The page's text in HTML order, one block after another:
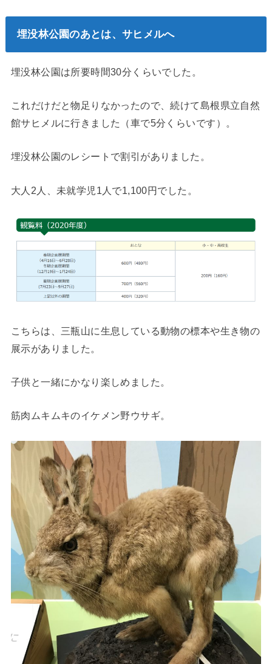
埋没林公園のあとは、サヒメルへ
埋没林公園は所要時間30分くらいでした。
これだけだと物足りなかったので、続けて島根県立自然
館サヒメルに行きました（車で5分くらいです）。
埋没林公園のレシートで割引がありました。
大人2人、未就学児1人で1,100円でした。
こちらは、三瓶山に生息している動物の標本や生き物の
展示がありました。
子供と一緒にかなり楽しめました。
筋肉ムキムキのイケメン野ウサギ。